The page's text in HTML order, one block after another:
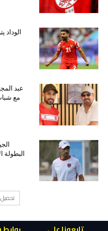
الوداد
عبد
مع
البطولة
تحميل